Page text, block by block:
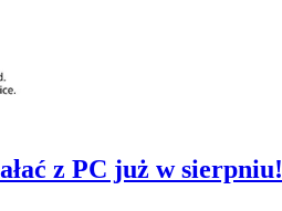
z PC już w sierpniu!